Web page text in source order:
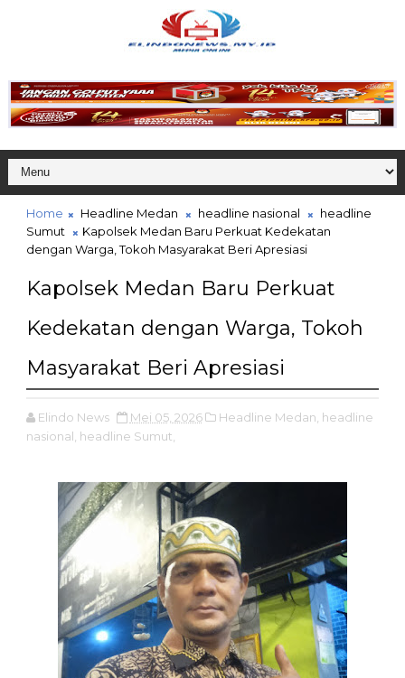
Home Headline Medan headline nasional
headline
Sumut
Kapolsek Medan Baru Perkuat Kedekatan
dengan Warga, Tokoh Masyarakat Beri Apresiasi
Kapolsek Medan Baru Perkuat
Kedekatan dengan Warga, Tokoh
Masyarakat Beri Apresiasi
Elindo News Mei 05, 2026 Headline Medan, headline
nasional, headline Sumut,